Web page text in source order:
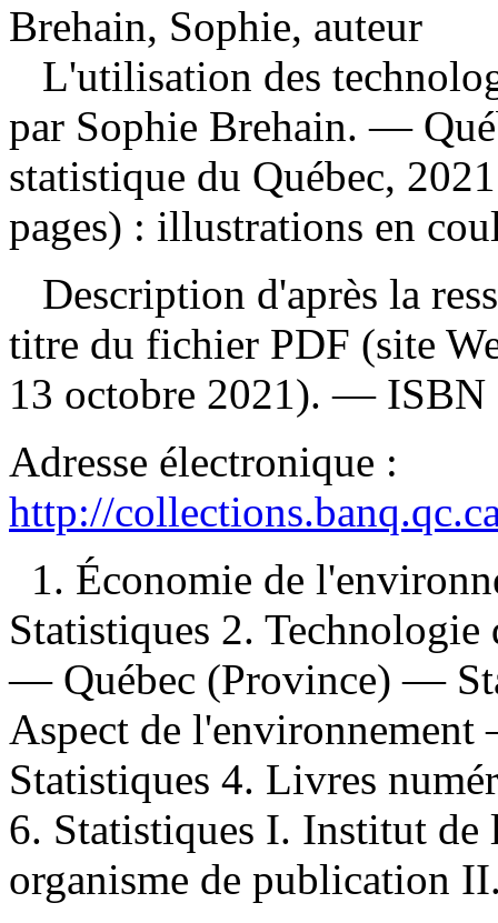
Brehain, Sophie, auteur
L'utilisation des
par Sophie Brehain. —
statistique du Québec,
pages) : illustrations en
Description d'après la
titre du fichier PDF (site
13 octobre 2021). — ISBN
Adresse électronique :
http://
1. Économie de
Statistiques 2.
— Québec (Province) —
Aspect de
Statistiques 4. Livres
6. Statistiques I. Institut de
organisme de publication